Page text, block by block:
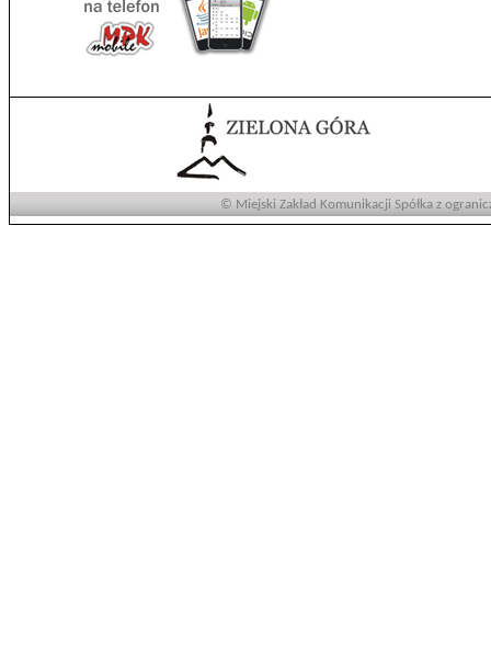
© Miejski Zakład Komunikacji Spółka z